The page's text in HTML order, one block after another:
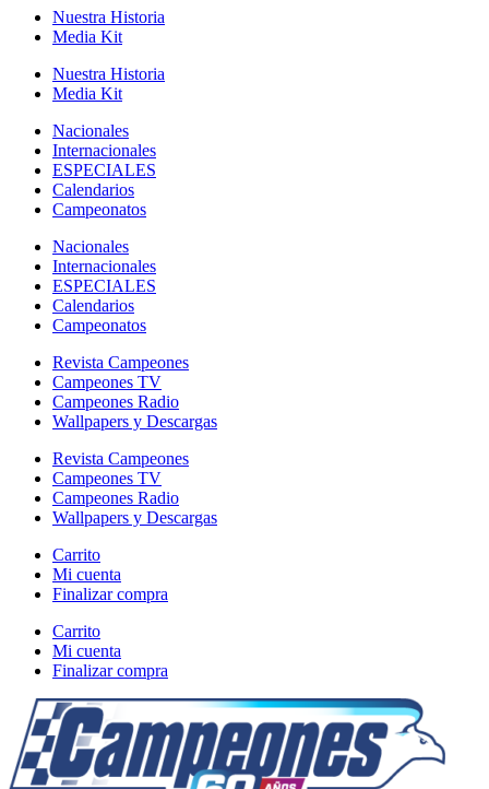
Nuestra Historia
Media Kit
Nuestra Historia
Media Kit
Nacionales
Internacionales
ESPECIALES
Calendarios
Campeonatos
Nacionales
Internacionales
ESPECIALES
Calendarios
Campeonatos
Revista Campeones
Campeones TV
Campeones Radio
Wallpapers y Descargas
Revista Campeones
Campeones TV
Campeones Radio
Wallpapers y Descargas
Carrito
Mi cuenta
Finalizar compra
Carrito
Mi cuenta
Finalizar compra